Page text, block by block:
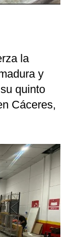
la
y
quinto
Cáceres,